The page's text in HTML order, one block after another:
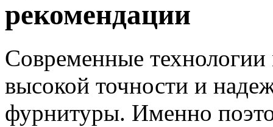
рекомендации
Современные
высокой точности и
фурнитуры. Именно